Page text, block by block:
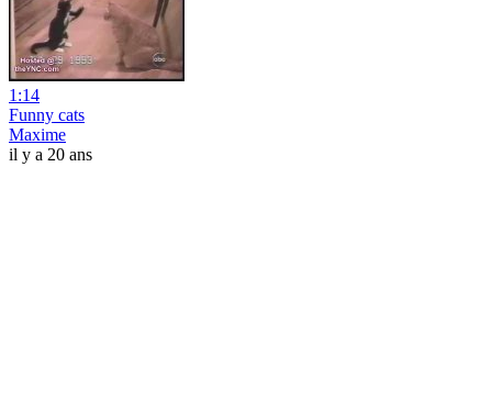
1:14
Funny cats
Maxime
il y a 20 ans